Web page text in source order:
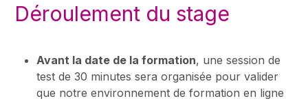
Déroulement du stage
Avant la date de la formation, une session de
test de 30 minutes sera organisée pour valider
que notre environnement de formation en ligne